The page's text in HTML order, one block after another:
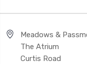
Meadows &
The Atrium
Curtis Road